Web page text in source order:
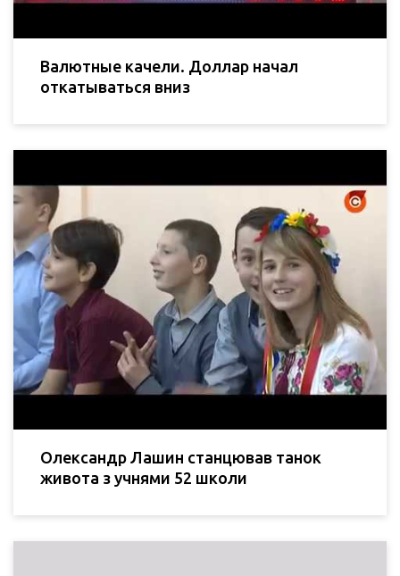
Валютные качели. Доллар начал
откатываться вниз
Олександр Лашин станцював танок
живота з учнями 52 школи